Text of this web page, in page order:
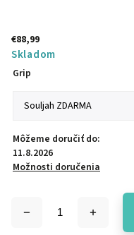
€88,99
Skladom
Grip
Môžeme doručiť do:
11.8.2026
Možnosti doručenia